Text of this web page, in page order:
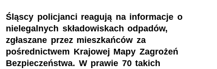
Śląscy policjanci reagują na informacje o
nielegalnych składowiskach odpadów,
zgłaszane przez mieszkańców za
pośrednictwem Krajowej Mapy Zagrożeń
Bezpieczeństwa. W prawie 70 takich